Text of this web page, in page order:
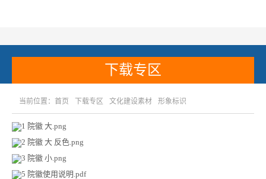
下载专区
当前位置： 首页 下载专区 文化建设素材 形象标识
1 院徽 大.png
2 院徽 大 反色.png
3 院徽 小.png
5 院徽使用说明.pdf